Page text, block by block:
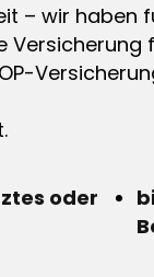
– wir haben
Versicherung
oder